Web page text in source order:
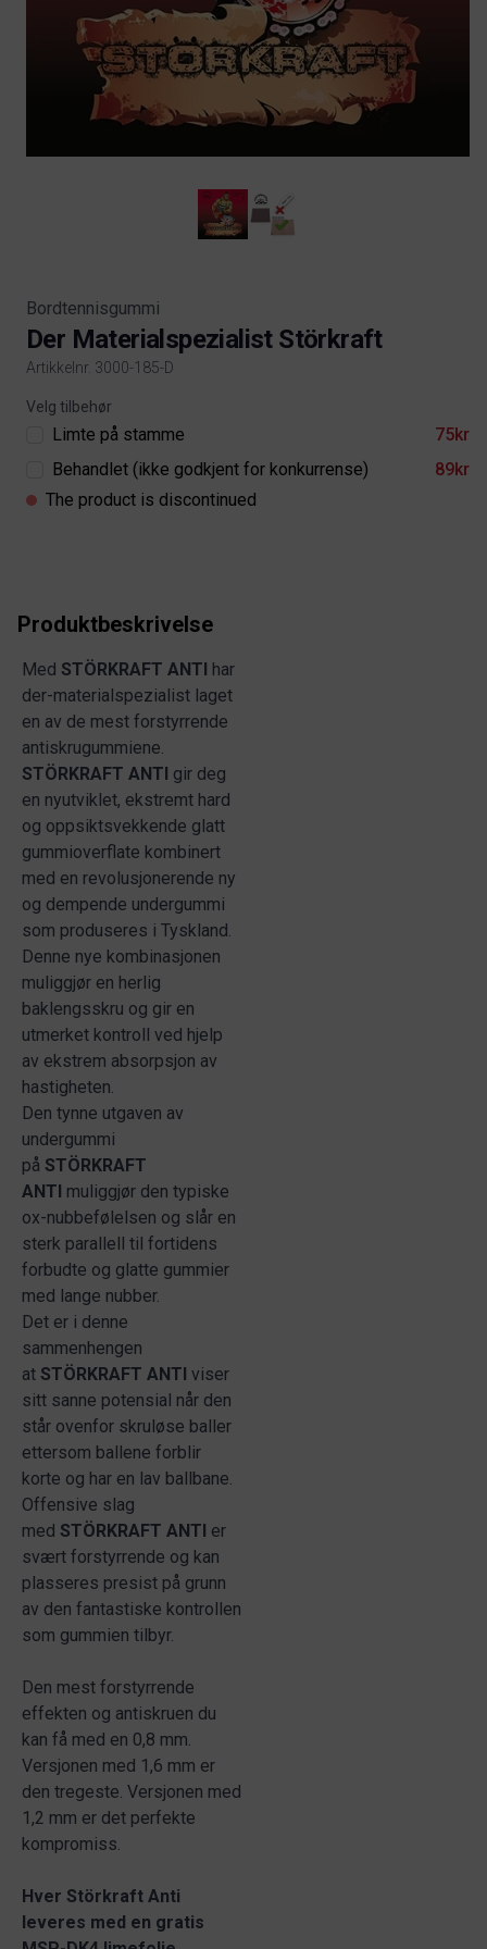
Bordtennisgummi
Der Materialspezialist Störkraft
Artikkelnr. 3000-185-D
Product information
Velg tilbehør
Limte på stamme
75kr
Behandlet (ikke godkjent for konkurrense)
89kr
The product is discontinued
Produktbeskrivelse
Med STÖRKRAFT ANTI har
der-materialspezialist laget
en av de mest forstyrrende
antiskrugummiene.
STÖRKRAFT ANTI gir deg
en nyutviklet, ekstremt hard
og oppsiktsvekkende glatt
gummioverflate kombinert
med en revolusjonerende ny
og dempende undergummi
som produseres i Tyskland.
Denne nye kombinasjonen
muliggjør en herlig
baklengsskru og gir en
utmerket kontroll ved hjelp
av ekstrem absorpsjon av
hastigheten.
Den tynne utgaven av
undergummi
på STÖRKRAFT
ANTI muliggjør den typiske
ox-nubbefølelsen og slår en
sterk parallell til fortidens
forbudte og glatte gummier
med lange nubber.
Det er i denne
sammenhengen
at STÖRKRAFT ANTI viser
sitt sanne potensial når den
står ovenfor skruløse baller
ettersom ballene forblir
korte og har en lav ballbane.
Offensive slag
med STÖRKRAFT ANTI er
svært forstyrrende og kan
plasseres presist på grunn
av den fantastiske kontrollen
som gummien tilbyr.
Den mest forstyrrende
effekten og antiskruen du
kan få med en 0,8 mm.
Versjonen med 1,6 mm er
den tregeste. Versjonen med
1,2 mm er det perfekte
kompromiss.
Hver Störkraft Anti
leveres med en gratis